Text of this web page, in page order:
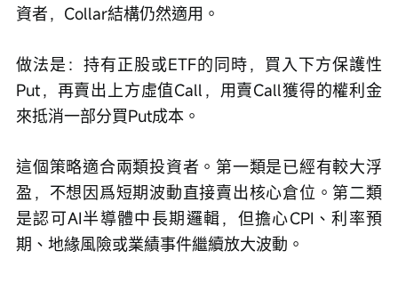
資者，Collar結構仍然適用。
做法是：持有正股或ETF的同時，買入下方保護性
Put，再賣出上方虛值Call，用賣Call獲得的權利金
來抵消一部分買Put成本。
這個策略適合兩類投資者。第一類是已經有較大浮
盈，不想因爲短期波動直接賣出核心倉位。第二類
是認可AI半導體中長期邏輯，但擔心CPI、利率預
期、地緣風險或業績事件繼續放大波動。